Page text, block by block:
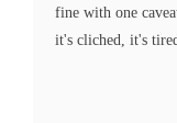
fine with one
it's cliched, it's